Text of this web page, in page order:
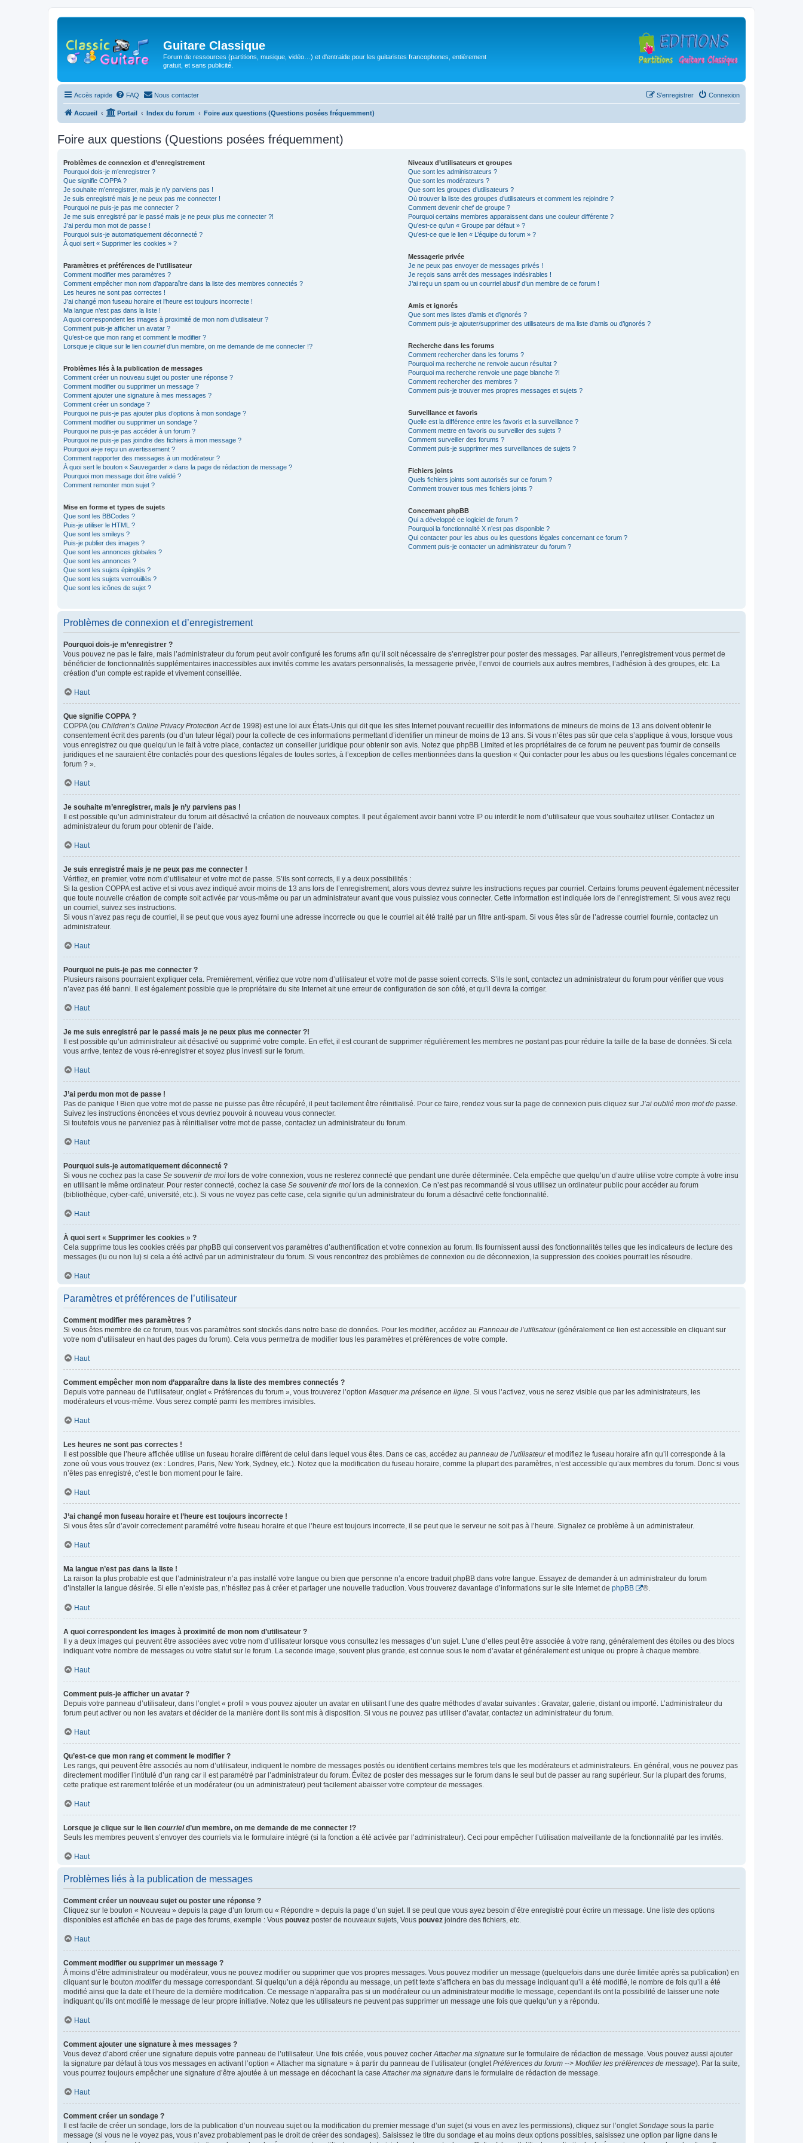
Guitare Classique
Forum de ressources (partitions, musique, vidéo…) et d'entraide pour les guitaristes francophones, entièrement
gratuit, et sans publicité.
Accès rapide FAQ Nous contacter Connexion
S’enregistrer
Accueil Portail Index du forum Foire aux questions (Questions posées fréquemment)
Foire aux questions (Questions posées fréquemment)
Problèmes de connexion et d’enregistrement
Pourquoi dois-je m’enregistrer ?
Que signifie COPPA ?
Je souhaite m’enregistrer, mais je n’y parviens pas !
Je suis enregistré mais je ne peux pas me connecter !
Pourquoi ne puis-je pas me connecter ?
Je me suis enregistré par le passé mais je ne peux plus me connecter ?!
J’ai perdu mon mot de passe !
Pourquoi suis-je automatiquement déconnecté ?
À quoi sert « Supprimer les cookies » ?
Paramètres et préférences de l’utilisateur
Comment modifier mes paramètres ?
Comment empêcher mon nom d’apparaître dans la liste des membres connectés ?
Les heures ne sont pas correctes !
J’ai changé mon fuseau horaire et l’heure est toujours incorrecte !
Ma langue n’est pas dans la liste !
A quoi correspondent les images à proximité de mon nom d’utilisateur ?
Comment puis-je afficher un avatar ?
Qu’est-ce que mon rang et comment le modifier ?
Lorsque je clique sur le lien courrield’un membre, on me demande de me connecter !?
Problèmes liés à la publication de messages
Comment créer un nouveau sujet ou poster une réponse ?
Comment modifier ou supprimer un message ?
Comment ajouter une signature à mes messages ?
Comment créer un sondage ?
Pourquoi ne puis-je pas ajouter plus d’options à mon sondage ?
Comment modifier ou supprimer un sondage ?
Pourquoi ne puis-je pas accéder à un forum ?
Pourquoi ne puis-je pas joindre des fichiers à mon message ?
Pourquoi ai-je reçu un avertissement ?
Comment rapporter des messages à un modérateur ?
À quoi sert le bouton « Sauvegarder » dans la page de rédaction de message ?
Pourquoi mon message doit être validé ?
Comment remonter mon sujet ?
Mise en forme et types de sujets
Que sont les BBCodes ?
Puis-je utiliser le HTML ?
Que sont les smileys ?
Puis-je publier des images ?
Que sont les annonces globales ?
Que sont les annonces ?
Que sont les sujets épinglés ?
Que sont les sujets verrouillés ?
Que sont les icônes de sujet ?
Niveaux d’utilisateurs et groupes
Que sont les administrateurs ?
Que sont les modérateurs ?
Que sont les groupes d’utilisateurs ?
Où trouver la liste des groupes d’utilisateurs et comment les rejoindre ?
Comment devenir chef de groupe ?
Pourquoi certains membres apparaissent dans une couleur différente ?
Qu’est-ce qu’un « Groupe par défaut » ?
Qu’est-ce que le lien « L’équipe du forum » ?
Messagerie privée
Je ne peux pas envoyer de messages privés !
Je reçois sans arrêt des messages indésirables !
J’ai reçu un spam ou un courriel abusif d’un membre de ce forum !
Amis et ignorés
Que sont mes listes d’amis et d’ignorés ?
Comment puis-je ajouter/supprimer des utilisateurs de ma liste d’amis ou d’ignorés ?
Recherche dans les forums
Comment rechercher dans les forums ?
Pourquoi ma recherche ne renvoie aucun résultat ?
Pourquoi ma recherche renvoie une page blanche ?!
Comment rechercher des membres ?
Comment puis-je trouver mes propres messages et sujets ?
Surveillance et favoris
Quelle est la différence entre les favoris et la surveillance ?
Comment mettre en favoris ou surveiller des sujets ?
Comment surveiller des forums ?
Comment puis-je supprimer mes surveillances de sujets ?
Fichiers joints
Quels fichiers joints sont autorisés sur ce forum ?
Comment trouver tous mes fichiers joints ?
Concernant phpBB
Qui a développé ce logiciel de forum ?
Pourquoi la fonctionnalité X n’est pas disponible ?
Qui contacter pour les abus ou les questions légales concernant ce forum ?
Comment puis-je contacter un administrateur du forum ?
Problèmes de connexion et d’enregistrement
Pourquoi dois-je m’enregistrer ?
Vous pouvez ne pas le faire, mais l’administrateur du forum peut avoir configuré les forums afin qu’il soit nécessaire de s’enregistrer pour poster des messages. Par ailleurs, l’enregistrement vous permet de
bénéficier de fonctionnalités supplémentaires inaccessibles aux invités comme les avatars personnalisés, la messagerie privée, l’envoi de courriels aux autres membres, l’adhésion à des groupes, etc. La
création d’un compte est rapide et vivement conseillée.
Haut
Que signifie COPPA ?
COPPA (ou Children’s Online Privacy Protection Actde 1998) est une loi aux États-Unis qui dit que les sites Internet pouvant recueillir des informations de mineurs de moins de 13 ans doivent obtenir le
consentement écrit des parents (ou d’un tuteur légal) pour la collecte de ces informations permettant d’identifier un mineur de moins de 13 ans. Si vous n’êtes pas sûr que cela s’applique à vous, lorsque vous
vous enregistrez ou que quelqu’un le fait à votre place, contactez un conseiller juridique pour obtenir son avis. Notez que phpBB Limited et les propriétaires de ce forum ne peuvent pas fournir de conseils
juridiques et ne sauraient être contactés pour des questions légales de toutes sortes, à l’exception de celles mentionnées dans la question « Qui contacter pour les abus ou les questions légales concernant ce
forum ? ».
Haut
Je souhaite m’enregistrer, mais je n’y parviens pas !
Il est possible qu’un administrateur du forum ait désactivé la création de nouveaux comptes. Il peut également avoir banni votre IP ou interdit le nom d’utilisateur que vous souhaitez utiliser. Contactez un
administrateur du forum pour obtenir de l’aide.
Haut
Je suis enregistré mais je ne peux pas me connecter !
Vérifiez, en premier, votre nom d’utilisateur et votre mot de passe. S’ils sont corrects, il y a deux possibilités :
Si la gestion COPPA est active et si vous avez indiqué avoir moins de 13 ans lors de l’enregistrement, alors vous devrez suivre les instructions reçues par courriel. Certains forums peuvent également nécessiter
que toute nouvelle création de compte soit activée par vous-même ou par un administrateur avant que vous puissiez vous connecter. Cette information est indiquée lors de l’enregistrement. Si vous avez reçu
un courriel, suivez ses instructions.
Si vous n’avez pas reçu de courriel, il se peut que vous ayez fourni une adresse incorrecte ou que le courriel ait été traité par un filtre anti-spam. Si vous êtes sûr de l’adresse courriel fournie, contactez un
administrateur.
Haut
Pourquoi ne puis-je pas me connecter ?
Plusieurs raisons pourraient expliquer cela. Premièrement, vérifiez que votre nom d’utilisateur et votre mot de passe soient corrects. S’ils le sont, contactez un administrateur du forum pour vérifier que vous
n’avez pas été banni. Il est également possible que le propriétaire du site Internet ait une erreur de configuration de son côté, et qu’il devra la corriger.
Haut
Je me suis enregistré par le passé mais je ne peux plus me connecter ?!
Il est possible qu’un administrateur ait désactivé ou supprimé votre compte. En effet, il est courant de supprimer régulièrement les membres ne postant pas pour réduire la taille de la base de données. Si cela
vous arrive, tentez de vous ré-enregistrer et soyez plus investi sur le forum.
Haut
J’ai perdu mon mot de passe !
Pas de panique ! Bien que votre mot de passe ne puisse pas être récupéré, il peut facilement être réinitialisé. Pour ce faire, rendez vous sur la page de connexion puis cliquez sur J’ai oublié mon mot de passe.
Suivez les instructions énoncées et vous devriez pouvoir à nouveau vous connecter.
Si toutefois vous ne parveniez pas à réinitialiser votre mot de passe, contactez un administrateur du forum.
Haut
Pourquoi suis-je automatiquement déconnecté ?
Si vous ne cochez pas la case Se souvenir de moi lors de votre connexion, vous ne resterez connecté que pendant une durée déterminée. Cela empêche que quelqu’un d’autre utilise votre compte à votre insu
en utilisant le même ordinateur. Pour rester connecté, cochez la case Se souvenir de moi lors de la connexion. Ce n’est pas recommandé si vous utilisez un ordinateur public pour accéder au forum
(bibliothèque, cyber-café, université, etc.). Si vous ne voyez pas cette case, cela signifie qu’un administrateur du forum a désactivé cette fonctionnalité.
Haut
À quoi sert « Supprimer les cookies » ?
Cela supprime tous les cookies créés par phpBB qui conservent vos paramètres d’authentification et votre connexion au forum. Ils fournissent aussi des fonctionnalités telles que les indicateurs de lecture des
messages (lu ou non lu) si cela a été activé par un administrateur du forum. Si vous rencontrez des problèmes de connexion ou de déconnexion, la suppression des cookies pourrait les résoudre.
Haut
Paramètres et préférences de l’utilisateur
Comment modifier mes paramètres ?
Si vous êtes membre de ce forum, tous vos paramètres sont stockés dans notre base de données. Pour les modifier, accédez au Panneau de l’utilisateur(généralement ce lien est accessible en cliquant sur
votre nom d’utilisateur en haut des pages du forum). Cela vous permettra de modifier tous les paramètres et préférences de votre compte.
Haut
Comment empêcher mon nom d’apparaître dans la liste des membres connectés ?
Depuis votre panneau de l’utilisateur, onglet « Préférences du forum », vous trouverez l’option Masquer ma présence en ligne. Si vous l’activez, vous ne serez visible que par les administrateurs, les
modérateurs et vous-même. Vous serez compté parmi les membres invisibles.
Haut
Les heures ne sont pas correctes !
Il est possible que l’heure affichée utilise un fuseau horaire différent de celui dans lequel vous êtes. Dans ce cas, accédez au panneau de l’utilisateuret modifiez le fuseau horaire afin qu’il corresponde à la
zone où vous vous trouvez (ex : Londres, Paris, New York, Sydney, etc.). Notez que la modification du fuseau horaire, comme la plupart des paramètres, n’est accessible qu’aux membres du forum. Donc si vous
n’êtes pas enregistré, c’est le bon moment pour le faire.
Haut
J’ai changé mon fuseau horaire et l’heure est toujours incorrecte !
Si vous êtes sûr d’avoir correctement paramétré votre fuseau horaire et que l’heure est toujours incorrecte, il se peut que le serveur ne soit pas à l’heure. Signalez ce problème à un administrateur.
Haut
Ma langue n’est pas dans la liste !
La raison la plus probable est que l’administrateur n’a pas installé votre langue ou bien que personne n’a encore traduit phpBB dans votre langue. Essayez de demander à un administrateur du forum
d’installer la langue désirée. Si elle n’existe pas, n’hésitez pas à créer et partager une nouvelle traduction. Vous trouverez davantage d’informations sur le site Internet de phpBB ®.
Haut
A quoi correspondent les images à proximité de mon nom d’utilisateur ?
Il y a deux images qui peuvent être associées avec votre nom d’utilisateur lorsque vous consultez les messages d’un sujet. L’une d’elles peut être associée à votre rang, généralement des étoiles ou des blocs
indiquant votre nombre de messages ou votre statut sur le forum. La seconde image, souvent plus grande, est connue sous le nom d’avatar et généralement est unique ou propre à chaque membre.
Haut
Comment puis-je afficher un avatar ?
Depuis votre panneau d’utilisateur, dans l’onglet « profil » vous pouvez ajouter un avatar en utilisant l’une des quatre méthodes d’avatar suivantes : Gravatar, galerie, distant ou importé. L’administrateur du
forum peut activer ou non les avatars et décider de la manière dont ils sont mis à disposition. Si vous ne pouvez pas utiliser d’avatar, contactez un administrateur du forum.
Haut
Qu’est-ce que mon rang et comment le modifier ?
Les rangs, qui peuvent être associés au nom d’utilisateur, indiquent le nombre de messages postés ou identifient certains membres tels que les modérateurs et administrateurs. En général, vous ne pouvez pas
directement modifier l’intitulé d’un rang car il est paramétré par l’administrateur du forum. Évitez de poster des messages sur le forum dans le seul but de passer au rang supérieur. Sur la plupart des forums,
cette pratique est rarement tolérée et un modérateur (ou un administrateur) peut facilement abaisser votre compteur de messages.
Haut
Lorsque je clique sur le lien courrield’un membre, on me demande de me connecter !?
Seuls les membres peuvent s’envoyer des courriels via le formulaire intégré (si la fonction a été activée par l’administrateur). Ceci pour empêcher l’utilisation malveillante de la fonctionnalité par les invités.
Haut
Problèmes liés à la publication de messages
Comment créer un nouveau sujet ou poster une réponse ?
Cliquez sur le bouton « Nouveau » depuis la page d’un forum ou « Répondre » depuis la page d’un sujet. Il se peut que vous ayez besoin d’être enregistré pour écrire un message. Une liste des options
disponibles est affichée en bas de page des forums, exemple : Vous pouvez poster de nouveaux sujets, Vous pouvez joindre des fichiers, etc.
Haut
Comment modifier ou supprimer un message ?
À moins d’être administrateur ou modérateur, vous ne pouvez modifier ou supprimer que vos propres messages. Vous pouvez modifier un message (quelquefois dans une durée limitée après sa publication) en
cliquant sur le bouton modifierdu message correspondant. Si quelqu’un a déjà répondu au message, un petit texte s’affichera en bas du message indiquant qu’il a été modifié, le nombre de fois qu’il a été
modifié ainsi que la date et l’heure de la dernière modification. Ce message n’apparaîtra pas si un modérateur ou un administrateur modifie le message, cependant ils ont la possibilité de laisser une note
indiquant qu’ils ont modifié le message de leur propre initiative. Notez que les utilisateurs ne peuvent pas supprimer un message une fois que quelqu’un y a répondu.
Haut
Comment ajouter une signature à mes messages ?
Vous devez d’abord créer une signature depuis votre panneau de l’utilisateur. Une fois créée, vous pouvez cocherAttacher ma signature sur le formulaire de rédaction de message. Vous pouvez aussi ajouter
la signature par défaut à tous vos messages en activant l’option « Attacher ma signature » à partir du panneau de l’utilisateur (ongletPréférences du forum --> Modifier les préférences de message). Par la suite,
vous pourrez toujours empêcher une signature d’être ajoutée à un message en décochant la caseAttacher ma signature dans le formulaire de rédaction de message.
Haut
Comment créer un sondage ?
Il est facile de créer un sondage, lors de la publication d’un nouveau sujet ou la modification du premier message d’un sujet (si vous en avez les permissions), cliquez sur l’ongletSondage sous la partie
message (si vous ne le voyez pas, vous n’avez probablement pas le droit de créer des sondages). Saisissez le titre du sondage et au moins deux options possibles, saisissez une option par ligne dans le